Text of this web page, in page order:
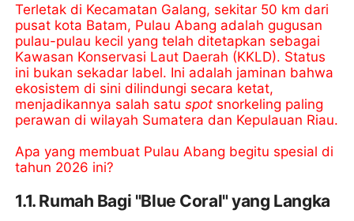
Terletak di Kecamatan Galang, sekitar 50 km dari
pusat kota Batam, Pulau Abang adalah gugusan
pulau-pulau kecil yang telah ditetapkan sebagai
Kawasan Konservasi Laut Daerah (KKLD). Status
ini bukan sekadar label. Ini adalah jaminan bahwa
ekosistem di sini dilindungi secara ketat,
menjadikannya salah satuspot snorkeling paling
perawan di wilayah Sumatera dan Kepulauan Riau.
Apa yang membuat Pulau Abang begitu spesial di
tahun 2026 ini?
1.1. Rumah Bagi "Blue Coral" yang Langka